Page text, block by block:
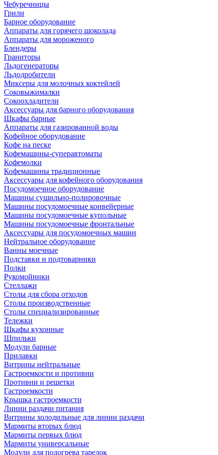
Чебуречницы
Грили
Барное оборудование
Аппараты для горячего шоколада
Аппараты для мороженого
Блендеры
Граниторы
Льдогенераторы
Льдодробители
Миксеры для молочных коктейлей
Соковыжималки
Сокоохладители
Аксессуары для барного оборудования
Шкафы барные
Аппараты для газированной воды
Кофейное оборудование
Кофе на песке
Кофемашины-суперавтоматы
Кофемолки
Кофемашины традиционные
Аксессуары для кофейного оборудования
Посудомоечное оборудование
Машины сушильно-полировочные
Машины посудомоечные конвейерные
Машины посудомоечные купольные
Машины посудомоечные фронтальные
Аксессуары для посудомоечных машин
Нейтральное оборудование
Ванны моечные
Подставки и подтоварники
Полки
Рукомойники
Стеллажи
Столы для сбора отходов
Столы производственные
Столы специализированные
Тележки
Шкафы кухонные
Шпильки
Модули барные
Прилавки
Витрины нейтральные
Гастроемкости и противни
Противни и решетки
Гастроемкости
Крышка гастроемкости
Линии раздачи питания
Витрины холодильные для линии раздачи
Мармиты вторых блюд
Мармиты первых блюд
Мармиты универсальные
Модули для подогрева тарелок